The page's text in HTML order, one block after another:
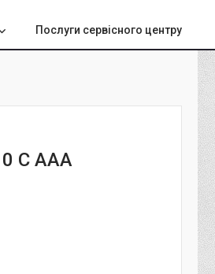
Послуги сервісного центру
C ААА